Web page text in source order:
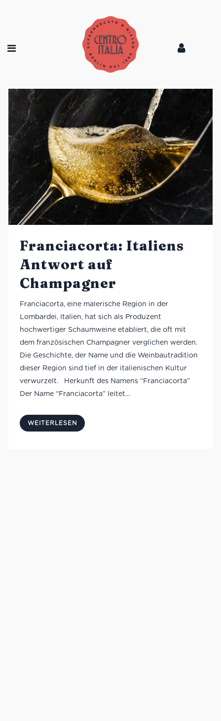
Franciacorta: Italiens
Antwort auf
Champagner
Franciacorta, eine malerische Region in der
Lombardei, Italien, hat sich als Produzent
hochwertiger Schaumweine etabliert, die oft mit
dem französischen Champagner verglichen werden.
Die Geschichte, der Name und die Weinbautradition
dieser Region sind tief in der italienischen Kultur
verwurzelt. Herkunft des Namens “Franciacorta”
Der Name “Franciacorta” leitet...
WEITERLESEN